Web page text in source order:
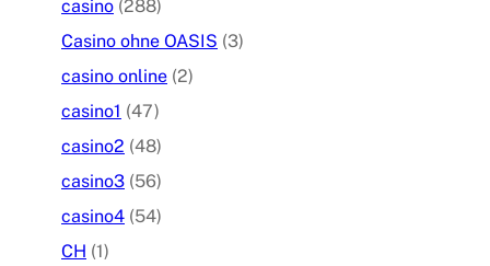
casino (288)
Casino ohne OASIS (3)
casino online (2)
casino1 (47)
casino2 (48)
casino3 (56)
casino4 (54)
CH (1)